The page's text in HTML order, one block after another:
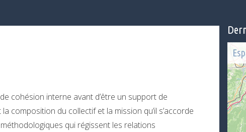
cohésion interne avant d’être un support de
composition du collectif et la mission qu’il s’accorde
qui régissent les relations